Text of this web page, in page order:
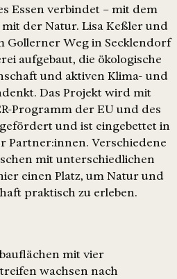
Essen verbindet – mit dem
der Natur. Lisa Keßler und
Gollerner Weg in Secklendorf
aufgebaut, die ökologische
und aktiven Klima- und
Das Projekt wird mit
Programm der EU und des
und ist eingebettet in
Partner:innen. Verschiedene
mit unterschiedlichen
einen Platz, um Natur und
praktisch zu erleben.
mit vier
wachsen nach